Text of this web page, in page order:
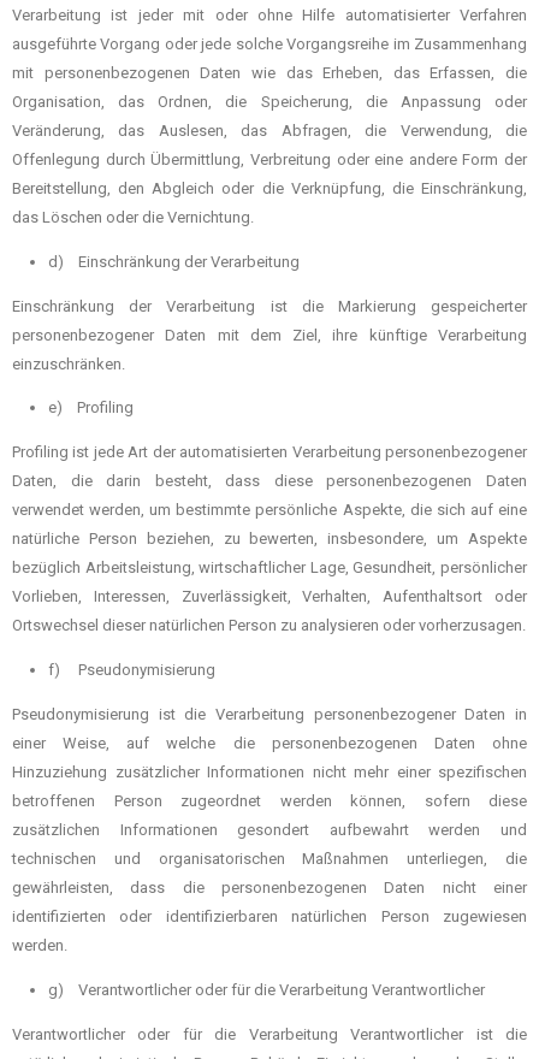
Verarbeitung ist jeder mit oder ohne Hilfe automatisierter Verfahren
ausgeführte Vorgang oder jede solche Vorgangsreihe im Zusammenhang
mit personenbezogenen Daten wie das Erheben, das Erfassen, die
Organisation, das Ordnen, die Speicherung, die Anpassung oder
Veränderung, das Auslesen, das Abfragen, die Verwendung, die
Offenlegung durch Übermittlung, Verbreitung oder eine andere Form der
Bereitstellung, den Abgleich oder die Verknüpfung, die Einschränkung,
das Löschen oder die Vernichtung.
d) Einschränkung der Verarbeitung
Einschränkung der Verarbeitung ist die Markierung gespeicherter
personenbezogener Daten mit dem Ziel, ihre künftige Verarbeitung
einzuschränken.
e) Profiling
Profiling ist jede Art der automatisierten Verarbeitung personenbezogener
Daten, die darin besteht, dass diese personenbezogenen Daten
verwendet werden, um bestimmte persönliche Aspekte, die sich auf eine
natürliche Person beziehen, zu bewerten, insbesondere, um Aspekte
bezüglich Arbeitsleistung, wirtschaftlicher Lage, Gesundheit, persönlicher
Vorlieben, Interessen, Zuverlässigkeit, Verhalten, Aufenthaltsort oder
Ortswechsel dieser natürlichen Person zu analysieren oder vorherzusagen.
f) Pseudonymisierung
Pseudonymisierung ist die Verarbeitung personenbezogener Daten in
einer Weise, auf welche die personenbezogenen Daten ohne
Hinzuziehung zusätzlicher Informationen nicht mehr einer spezifischen
betroffenen Person zugeordnet werden können, sofern diese
zusätzlichen Informationen gesondert aufbewahrt werden und
technischen und organisatorischen Maßnahmen unterliegen, die
gewährleisten, dass die personenbezogenen Daten nicht einer
identifizierten oder identifizierbaren natürlichen Person zugewiesen
werden.
g) Verantwortlicher oder für die Verarbeitung Verantwortlicher
Verantwortlicher oder für die Verarbeitung Verantwortlicher ist die